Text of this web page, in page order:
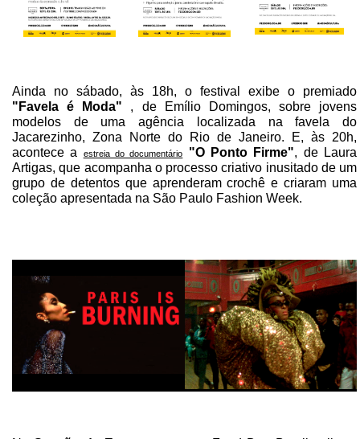
Ainda no sábado, às 18h, o festival exibe o premiado
"Favela é Moda" , de Emílio Domingos, sobre jovens
modelos de uma agência localizada na favela do
Jacarezinho, Zona Norte do Rio de Janeiro. E, às 20h,
acontece a
estreia do documentário "O Ponto Firme", de Laura
Artigas, que acompanha o processo criativo inusitado de um
grupo de detentos que aprenderam crochê e criaram uma
coleção apresentada na São Paulo Fashion Week.